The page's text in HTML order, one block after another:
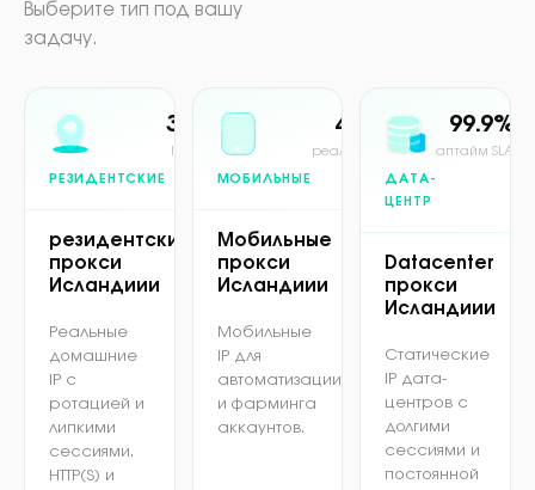
Выберите тип под вашу
задачу.
РЕЗИДЕНТСКИЕ
30M+
IP в пуле
резидентские
прокси
Исландиии
Реальные
домашние
IP с
ротацией и
липкими
сессиями.
HTTP(S) и
МОБИЛЬНЫЕ
4G/5G
реальная сеть
Мобильные
прокси
Исландиии
Мобильные
IP для
автоматизации
и фарминга
аккаунтов.
ДАТА-
ЦЕНТР
99.9%
аптайм SLA
Datacenter
прокси
Исландиии
Статические
IP дата-
центров с
долгими
сессиями и
постоянной